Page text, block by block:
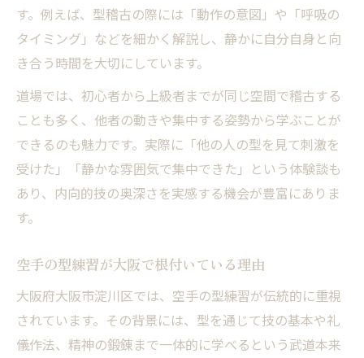
す。例えば、型稽古の際には「動作の意図」や「呼吸の
タイミング」などを細かく解説し、静かに自分自身と向
き合う時間を大切にしています。
道場では、初心者から上級者までが同じ空間で稽古する
ことも多く、他者の動きや集中する姿勢から学ぶことが
できるのも魅力です。実際に「他の人の型を見て刺激を
受けた」「静かな雰囲気で集中できた」という体験談も
あり、内向的技の奥深さを実感する機会が豊富にありま
す。
空手の型練習が大阪で根付いている理由
大阪府大阪市淀川区では、空手の型練習が伝統的に重視
されています。その背景には、型を通じて技の基本や礼
儀作法、精神の鍛錬まで一体的に学べるという武道本来